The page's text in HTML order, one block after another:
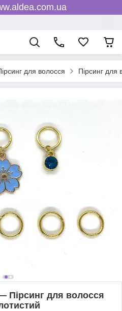
для волосся Пірсинг для
Пірсинг для волосся